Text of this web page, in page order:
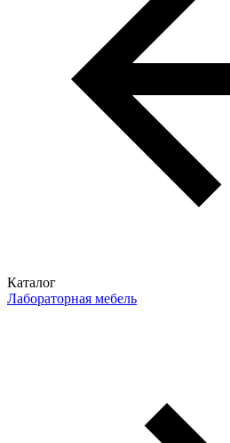
Каталог
Лабораторная мебель